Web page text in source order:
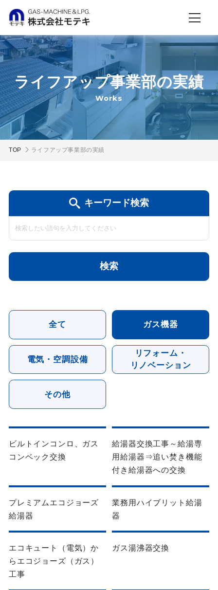
ライフアップ事業部の実績
Works
TOP ライフアップ事業部の実績
キーワード検索
全て ガス機器
電気・空調設備
リフォーム・
リノベーション
その他
ビルトインコンロ、ガス
コンベック交換
給湯器交換工事～給湯専
用給湯器⇒追い焚き機能
付き給湯器への交換
プレミアムエコジョーズ
給湯器
業務用ハイブリット給湯
器
ガス機器
エコキュート（電気）か
らエコジョーズ（ガス）
工事
ガス湯沸器交換